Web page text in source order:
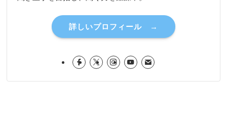
詳しいプロフィール →